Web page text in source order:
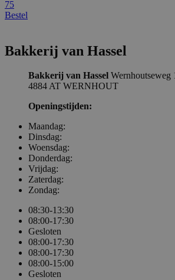
75
Bestel
Bakkerij van Hassel
Bakkerij van Hassel Wernhoutseweg
4884 AT WERNHOUT
Openingstijden:
Maandag:
Dinsdag:
Woensdag:
Donderdag:
Vrijdag:
Zaterdag:
Zondag:
08:30-13:30
08:00-17:30
Gesloten
08:00-17:30
08:00-17:30
08:00-15:00
Gesloten